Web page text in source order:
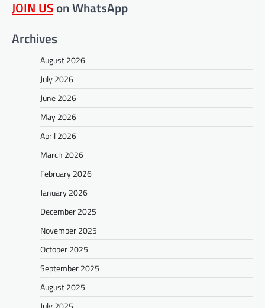
JOIN USon WhatsApp
Archives
August 2026
July 2026
June 2026
May 2026
April 2026
March 2026
February 2026
January 2026
December 2025
November 2025
October 2025
September 2025
August 2025